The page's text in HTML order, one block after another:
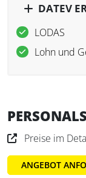
DATEV
LODAS
Lohn und
Preise im
ANGEBOT